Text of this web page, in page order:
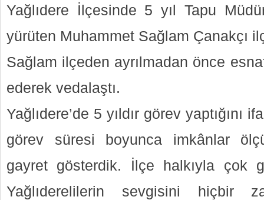
Yağlıdere İlçesinde 5 yıl Tapu
yürüten Muhammet Sağlam Çanakçı
Sağlam ilçeden ayrılmadan önce
ederek vedalaştı.
Yağlıdere’de 5 yıldır görev yaptığını
görev süresi boyunca imkânlar
gayret gösterdik. İlçe halkıyla çok
Yağlıderelilerin sevgisini hiçbir